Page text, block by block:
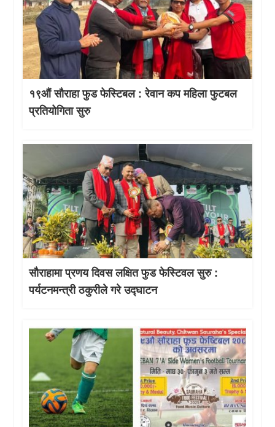
१९औं सौराहा फुड फेस्टिबल : रेवान कप महिला फुटबल
प्रतियोगिता सुरु
सौराहामा प्रणय दिवस लक्षित फुड फेस्टिवल सुरु :
पर्यटनमन्त्री ठकुरीले गरे उद्घाटन